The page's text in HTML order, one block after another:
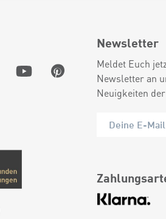
Newsletter
Meldet Euch
Newsletter an
Neuigkeiten